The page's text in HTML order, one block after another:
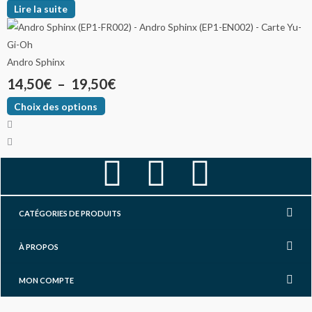
Lire la suite
Andro Sphinx
14,50€ – 19,50€
Choix des options
F
a
e
I
t
Y
t
CATÉGORIES DE PRODUITS
À PROPOS
MON COMPTE